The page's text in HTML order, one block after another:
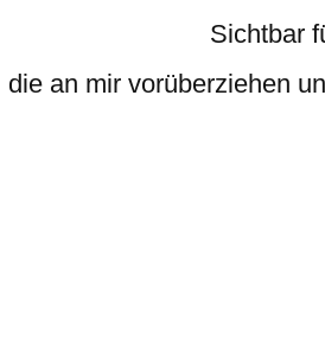
Sichtbar
die an mir vorüberziehen